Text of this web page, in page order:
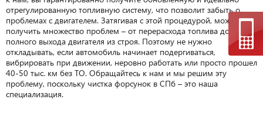
отрегулированную топливную систему, что позволит забыть о
проблемах с двигателем. Затягивая с этой процедурой, можно
получить множество проблем – от перерасхода топлива до
полного выхода двигателя из строя. Поэтому не нужно
откладывать, если автомобиль начинает подергиваться,
вибрировать при движении, неровно работать или просто прошел
40-50 тыс. км без ТО. Обращайтесь к нам и мы решим эту
проблему, поскольку чистка форсунок в СПб – это наша
специализация.